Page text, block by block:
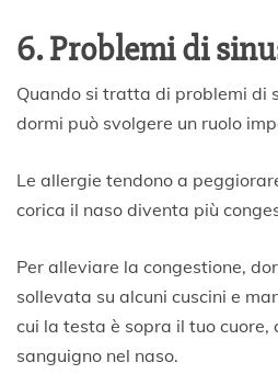
6. Problemi di
Quando si tratta di problemi di
dormi può svolgere un ruolo
Le allergie tendono a
corica il naso diventa più
Per alleviare la congestione,
sollevata su alcuni cuscini e
cui la testa è sopra il tuo cuore,
sanguigno nel naso.